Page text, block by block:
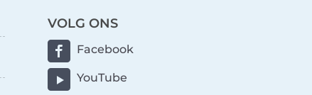
VOLG ONS
Facebook
YouTube